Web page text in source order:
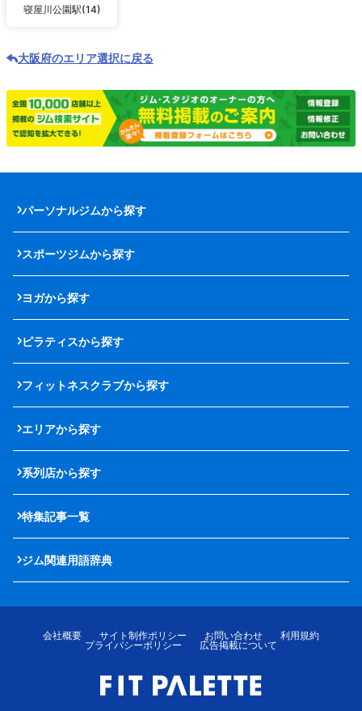
寝屋川公園駅(14)
大阪府のエリア選択に戻る
パーソナルジムから探す
スポーツジムから探す
ヨガから探す
ピラティスから探す
フィットネスクラブから探す
エリアから探す
系列店から探す
特集記事一覧
ジム関連用語辞典
会社概要 サイト制作ポリシー お問い合わせ
利用規約
プライバシーポリシー
広告掲載について